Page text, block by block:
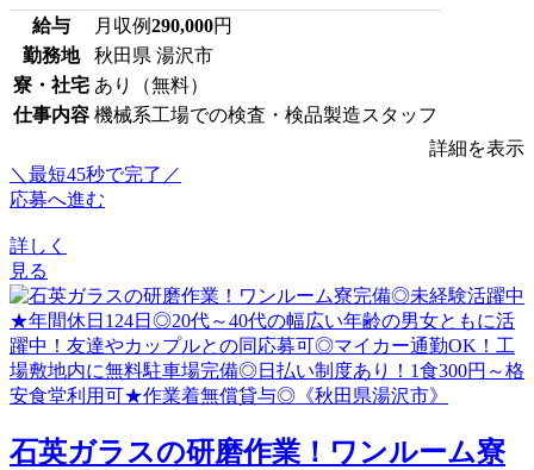
給与 月収例290,000円
勤務地
秋田県 湯沢市
寮・社宅 あり（無料）
仕事内容 機械系工場での検査・検品製造スタッフ
詳細を表示
＼最短45秒で完了／
応募へ進む
詳しく
見る
石英ガラスの研磨作業！ワンルーム寮